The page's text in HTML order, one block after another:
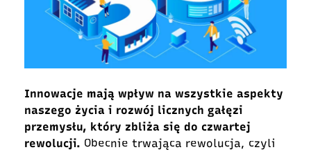
Innowacje mają wpływ na wszystkie aspekty
naszego życia i rozwój licznych gałęzi
przemysłu, który zbliża się do czwartej
rewolucji. Obecnie trwająca rewolucja, czyli